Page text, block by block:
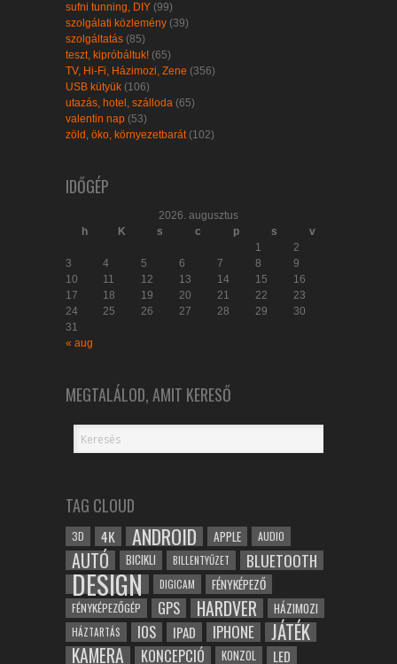
sufni tunning, DIY (99)
szolgálati közlemény (39)
szolgáltatás (85)
teszt, kipróbáltuk! (65)
TV, Hi-Fi, Házimozi, Zene (356)
USB kütyük (106)
utazás, hotel, szálloda (65)
valentin nap (53)
zöld, öko, környezetbarát(102)
IDŐGÉP
2026. augusztus
h
K s c p s
v
1
2
3
4 5 6 7 8
9
10
11 12 13 14 15
16
17
18 19 20 21 22
23
24
25 26 27 28 29
30
31
« aug
MEGTALÁLOD, AMIT KERESŐ
TAG CLOUD
3D 4K ANDROID APPLE AUDIO
AUTÓ BICIKLI BILLENTYŰZET BLUETOOTH
DESIGN DIGICAM FÉNYKÉPEZŐ
FÉNYKÉPEZŐGÉP GPS HARDVER HÁZIMOZI
HÁZTARTÁS IOS IPAD IPHONE JÁTÉK
KAMERA KONCEPCIÓ KONZOL LED